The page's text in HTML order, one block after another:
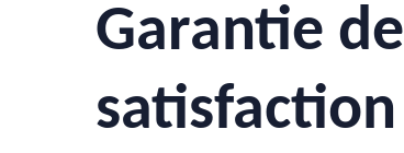
Garantie de
satisfaction